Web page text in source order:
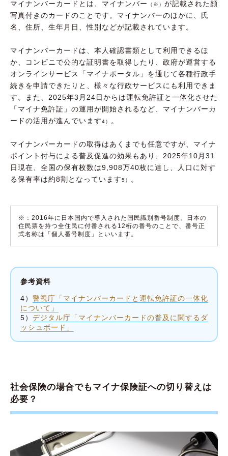
マイナンバーカードとは、マイナンバー （※） が記載された顔
写真付きのカードのことです。マイナンバーのほかに、氏
名、住所、生年月日、性別などが記載されています。
マイナンバーカードは、本人確認書類として利用できるほ
か、コンビニで公的な証明書を取得したり、政府が運営する
オンラインサービス「マイナポータル」を通じて各種行政手
続きを申請できたりと、様々な行政サービスにも利用できま
す。また、2025年3月24日からは運転免許証と一体化させた
「マイナ免許証」の運用が開始されるなど、マイナンバーカ
ードの活用が進んでいます4） 。
マイナンバーカードの取得はあくまでも任意ですが、マイナ
ポイント付与による普及促進の効果もあり、2025年10月31
日現在、全国の保有枚数は9,908万40枚に達し、人口に対す
る保有率は約8割となっています5） 。
※：2016年に日本国内で導入された国民識別番号制度。日本の
住民票を持つ全住民に付番される12桁の番号のことで、番号正
式名称は「個人番号制度」といいます。
参考資料
4） 警視庁「マイナンバーカードと運転免許証の一体化
について」
5） デジタル庁「マイナンバーカードの普及に関するダ
ッシュボード」
社会保険の場合でもマイナ保険証への切り替えは
必要？